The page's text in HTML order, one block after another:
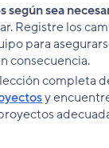
según sea
Registre los
para
consecuencia.
completa
y